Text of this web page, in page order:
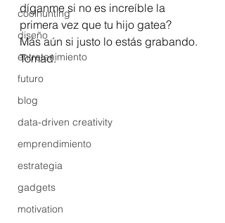
coolhunting
diseño
entretenimiento
futuro
blog
data-driven creativity
emprendimiento
estrategia
gadgets
motivation
díganme si no es increíble la
primera vez que tu hijo gatea?
Más aún si justo lo estás grabando.
Tomad.